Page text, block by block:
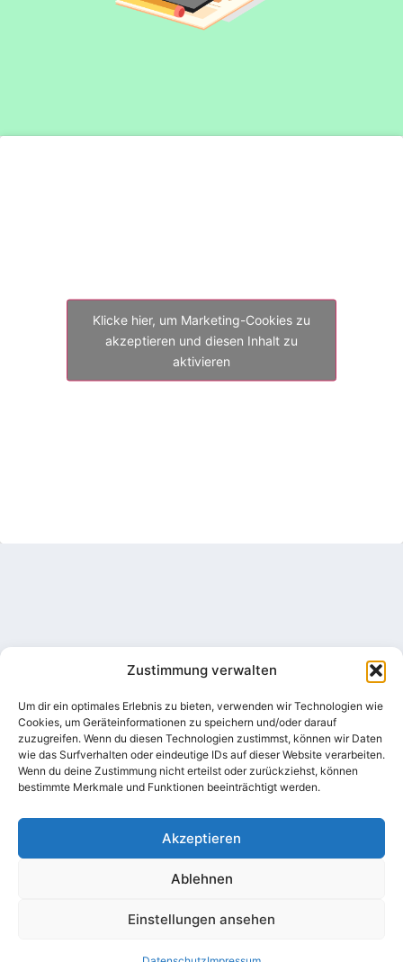
Zustimmung verwalten
Um dir ein optimales Erlebnis zu bieten, verwenden wir Technologien wie
Cookies, um Geräteinformationen zu speichern und/oder darauf
zuzugreifen. Wenn du diesen Technologien zustimmst, können wir Daten
wie das Surfverhalten oder eindeutige IDs auf dieser Website verarbeiten.
Wenn du deine Zustimmung nicht erteilst oder zurückziehst, können
bestimmte Merkmale und Funktionen beeinträchtigt werden.
Akzeptieren
Ablehnen
Einstellungen ansehen
Klicke hier, um Marketing-Cookies zu
akzeptieren und diesen Inhalt zu
aktivieren
Navigation
Partner
Karriere
Datenschutz
kontaktiere
uns
Latroper
Straße 36
57392